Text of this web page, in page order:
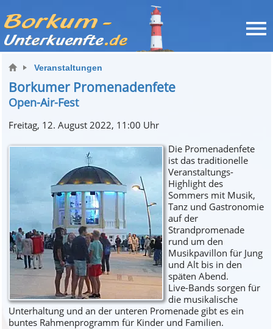
Veranstaltungen
Borkumer Promenadenfete
Open-Air-Fest
Freitag, 12. August 2022, 11:00 Uhr
Die Promenadenfete
ist das traditionelle
Veranstaltungs-
Highlight des
Sommers mit Musik,
Tanz und Gastronomie
auf der
Strandpromenade
rund um den
Musikpavillon für Jung
und Alt bis in den
späten Abend.
Live-Bands sorgen für
die musikalische
Unterhaltung und an der unteren Promenade gibt es ein
buntes Rahmenprogramm für Kinder und Familien.